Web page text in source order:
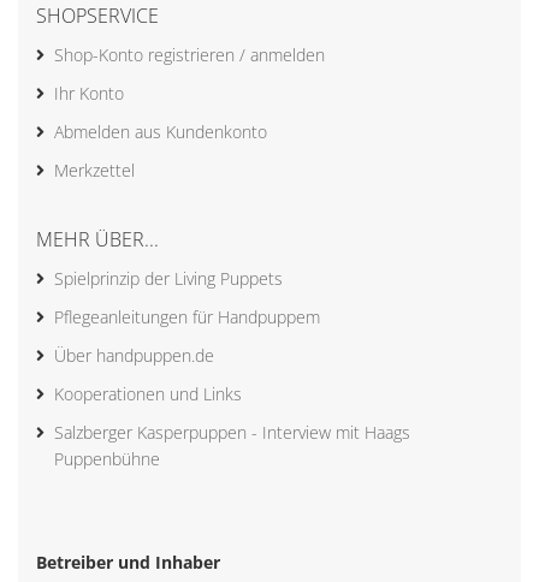
SHOPSERVICE
Shop-Konto registrieren / anmelden
Ihr Konto
Abmelden aus Kundenkonto
Merkzettel
MEHR ÜBER...
Spielprinzip der Living Puppets
Pflegeanleitungen für Handpuppem
Über handpuppen.de
Kooperationen und Links
Salzberger Kasperpuppen - Interview mit Haags
Puppenbühne
Betreiber und Inhaber